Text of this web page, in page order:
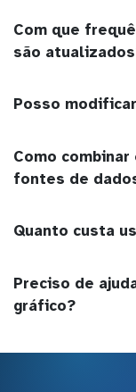
Com que
são
Posso
Como
fontes de
Quanto custa
Preciso de
gráfico?